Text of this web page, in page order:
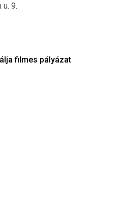
u. 9.
filmes pályázat